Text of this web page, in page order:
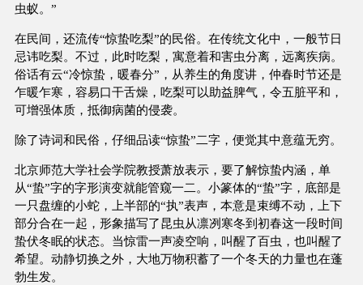
虫蚁。”
在民间，还流传“惊蛰吃梨”的民俗。在传统文化中，一般节日
忌讳吃梨。不过，此时吃梨，寓意着和害虫分离，远离疾病。
俗话有云“冷惊蛰，暖春分”，从养生的角度讲，仲春时节还是
乍暖乍寒，容易口干舌燥，吃梨可以助益脾气，令五脏平和，
可增强体质，抵御病菌的侵袭。
除了诗词和民俗，仔细品读“惊蛰”二字，便觉其中意蕴无穷。
北京师范大学社会学院教授萧放表示，要了解惊蛰内涵，单
从“蛰”字的字形演变就能管窥一二。小篆体的“蛰”字，底部是
一只盘缠的小蛇，上半部的“执”表声，本意是束缚不动，上下
部分合在一起，形象描写了昆虫从凛冽寒冬到初春这一段时间
蛰伏冬眠的状态。当惊雷一声凌空响，叫醒了百虫，也叫醒了
希望。动静切换之外，大地万物积蓄了一个冬天的力量也在蓬
勃生发。